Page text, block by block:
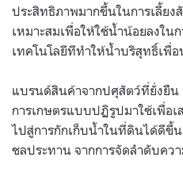
ประสิทธิภาพมากขึ้นในการเลี้ยง
เหมาะสมเพื่อให้ใช้น้ำน้อยลงใน
เทคโนโลยีทีทำให้น้ำบริสุทธิ์เพื่
แบรนด์สินค้าจากปศุสัตว์ที่ยั่งยื
การเกษตรแบบปฏิรูปมาใช้เพื่อ
ไปสู่การกักเก็บน้ำในที่ดินได้ดีขึ้
ชลประทาน จากการจัดลำดับคว